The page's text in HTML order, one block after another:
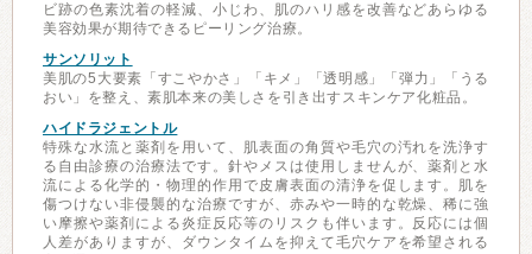
ビ跡の色素沈着の軽減、小じわ、肌のハリ感を改善などあらゆる
美容効果が期待できるピーリング治療。
サンソリット
美肌の5大要素「すこやかさ」「キメ」「透明感」「弾力」「うる
おい」を整え、素肌本来の美しさを引き出すスキンケア化粧品。
ハイドラジェントル
特殊な水流と薬剤を用いて、肌表面の角質や毛穴の汚れを洗浄す
る自由診療の治療法です。針やメスは使用しませんが、薬剤と水
流による化学的・物理的作用で皮膚表面の清浄を促します。肌を
傷つけない非侵襲的な治療ですが、赤みや一時的な乾燥、稀に強
い摩擦や薬剤による炎症反応等のリスクも伴います。反応には個
人差がありますが、ダウンタイムを抑えて毛穴ケアを希望される